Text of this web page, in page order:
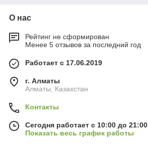
О нас
Рейтинг не сформирован
Менее 5 отзывов за последний год
Работает с 17.06.2019
г. Алматы
Алматы, Казахстан
Контакты
Сегодня работает с 10:00 до 21:00
Показать весь график работы